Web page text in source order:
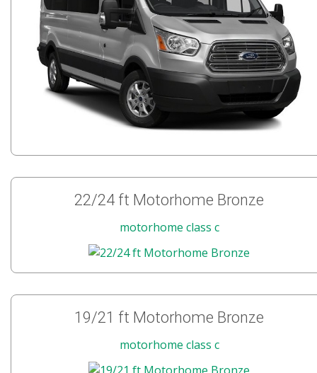
22/24 ft Motorhome Bronze
motorhome class c
19/21 ft Motorhome Bronze
motorhome class c